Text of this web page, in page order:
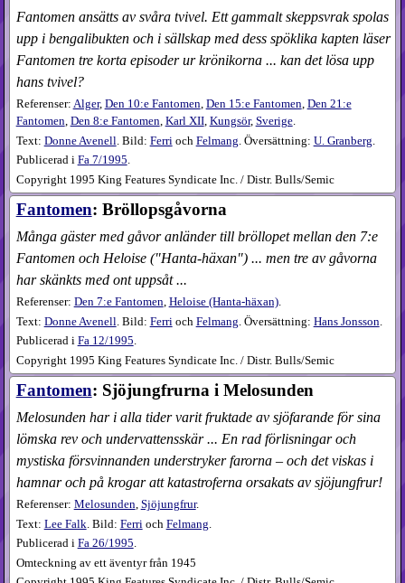
Fantomen ansätts av svåra tvivel. Ett gammalt skeppsvrak spolas
upp i bengalibukten och i sällskap med dess spöklika kapten läser
Fantomen tre korta episoder ur krönikorna ... kan det lösa upp
hans tvivel?
Referenser: Alger, Den 10:e Fantomen, Den 15:e Fantomen, Den 21:e
Fantomen, Den 8:e Fantomen, Karl XII, Kungsör, Sverige.
Text: Donne Avenell. Bild: Ferrioch Felmang. Översättning: U. Granberg.
Publicerad i Fa7​/1995.
Copyright 1995 King Features Syndicate Inc. / Distr. Bulls/Semic
Fantomen: Bröllopsgåvorna
Många gäster med gåvor anländer till bröllopet mellan den 7:e
Fantomen och Heloise ("Hanta-häxan") ... men tre av gåvorna
har skänkts med ont uppsåt ...
Referenser: Den 7:e Fantomen, Heloise (Hanta-häxan).
Text: Donne Avenell . Bild: Ferri och Felmang . Översättning: Hans Jonsson
Publicerad i Fa12​/1995.
Copyright 1995 King Features Syndicate Inc. / Distr. Bulls/Semic
Fantomen: Sjöjungfrurna i Melosunden
Melosunden har i alla tider varit fruktade av sjöfarande för sina
lömska rev och undervattensskär ... En rad förlisningar och
mystiska försvinnanden understryker farorna – och det viskas i
hamnar och på krogar att katastroferna orsakats av sjöjungfrur!
Referenser: Melosunden, Sjöjungfrur.
Text: Lee Falk . Bild: Ferri och Felmang
Publicerad i Fa26​/1995.
Omteckning av ett äventyr från 1945